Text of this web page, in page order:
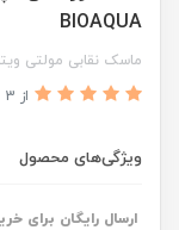
BIOAQUA
ماسک نقابی مولتی
از 3
ویژگی‌های محصول
ارسال رایگان برای